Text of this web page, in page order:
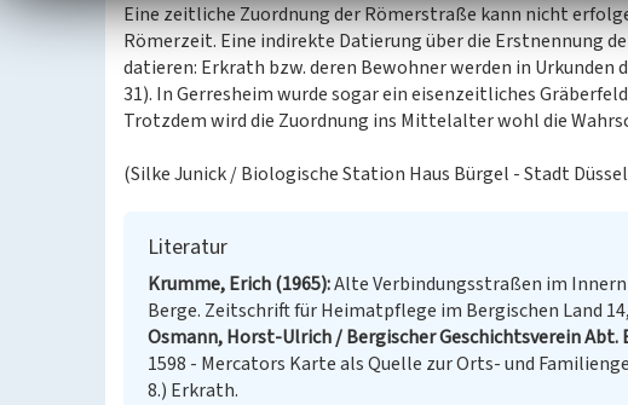
Eine zeitliche Zuordnung der Römerstraße kann nicht
Römerzeit. Eine indirekte Datierung über die Erstnennung
datieren: Erkrath bzw. deren Bewohner werden in Urkunden
31). In Gerresheim wurde sogar ein eisenzeitliches
Trotzdem wird die Zuordnung ins Mittelalter wohl die
(Silke Junick / Biologische Station Haus Bürgel - Stadt
Literatur
Krumme, Erich (1965) Alte Verbindungsstraßen im
Berge. Zeitschrift für Heimatpflege im Bergischen Land 14,
Osmann, Horst-Ulrich / Bergischer Geschichtsverein Abt.
1598 - Mercators Karte als Quelle zur Orts- und
8.) Erkrath.